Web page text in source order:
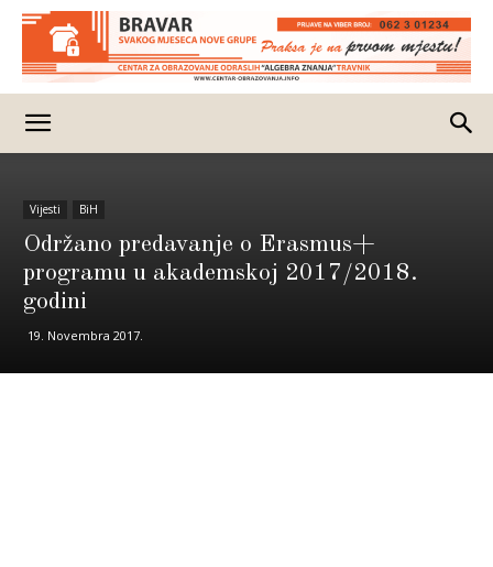
Vijesti BiH
Održano predavanje o Erasmus+
programu u akademskoj 2017/2018.
godini
19. Novembra 2017.